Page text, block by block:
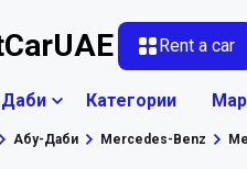
Rent a car
Категории
Абу-Даби Mercedes-Benz